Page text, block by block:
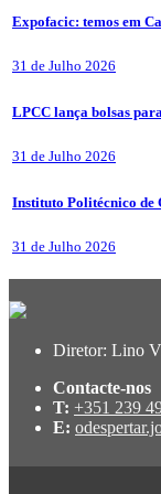
Expofacic: temos em
31 de Julho 2026
LPCC lança bolsas
31 de Julho 2026
Instituto Politécnico de
31 de Julho 2026
Diretor: Lino
Contacte-nos
T: +351 239
E: